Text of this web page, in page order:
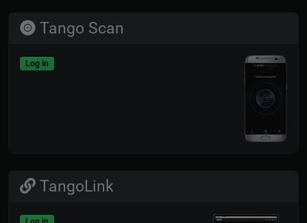
Tango Scan
Log in
TangoLink